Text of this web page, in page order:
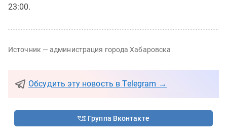
23:00.
Источник — администрация города Хабаровска
Обсудить эту новость в Telegram →
Группа Вконтакте